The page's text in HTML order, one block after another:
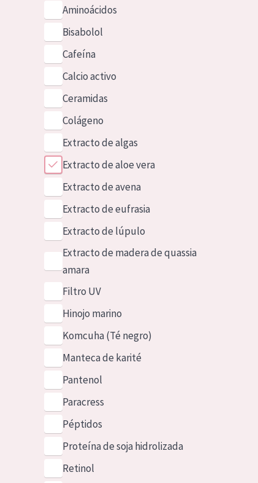
Aminoácidos
Bisabolol
Cafeína
Calcio activo
Ceramidas
Colágeno
Extracto de algas
Extracto de aloe vera
Extracto de avena
Extracto de eufrasia
Extracto de lúpulo
Extracto de madera de quassia
amara
Filtro UV
Hinojo marino
Komcuha (Té negro)
Manteca de karité
Pantenol
Paracress
Péptidos
Proteína de soja hidrolizada
Retinol